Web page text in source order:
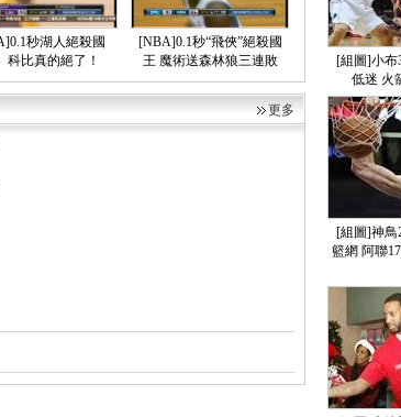
秒湖人絕殺國
科比真的絕了！
[NBA]0.1秒“飛俠”絕殺國
王 魔術送森林狼三連敗
更多
神鳥陷犯
火箭全場
保羅決勝
[組圖]火箭
內部人士
傑克遜批
奇才更換
火箭傳壞
阿帥棄麥
火箭老總
火箭主帥
阿帥有希
阿泰澄清
我和葉莉
1月6日
羅斯杜蘭
美媒猜測
調查：你
葉莉孕味
[組圖]姚葉
[組圖]小布
低迷 火
[組圖]神鳥
籃網 阿聯